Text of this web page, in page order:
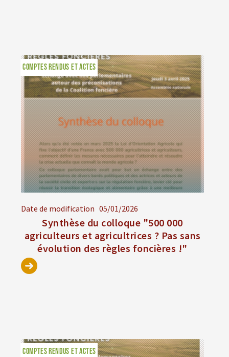
Date de modification 05/01/2026
Synthèse du colloque "500 000
agriculteurs et agricultrices ? Pas sans
évolution des règles foncières !"
COMPTES RENDUS ET ACTES
COMPTES RENDUS ET ACTES